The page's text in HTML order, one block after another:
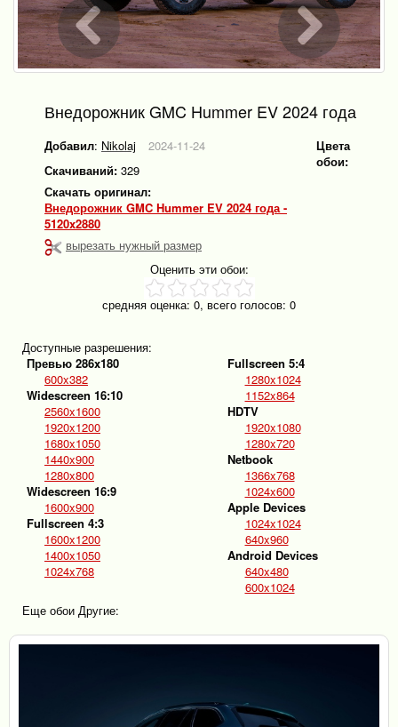
Внедорожник GMC Hummer EV 2024 года
Добавил: Nikolaj
2024-11-24
Скачиваний: 329
Скачать оригинал:
Внедорожник GMC Hummer EV 2024 года -
5120x2880
вырезать нужный размер
Цвета
обои:
Оценить эти обои:
средняя оценка: 0, всего голосов: 0
Доступные разрешения:
Превью 286x180
600x382
Widescreen 16:10
2560x1600
1920x1200
1680x1050
1440x900
1280x800
Widescreen 16:9
1600x900
Fullscreen 4:3
1600x1200
1400x1050
1024x768
Fullscreen 5:4
1280x1024
1152x864
HDTV
1920x1080
1280x720
Netbook
1366x768
1024x600
Apple Devices
1024x1024
640x960
Android Devices
640x480
600x1024
Еще обои Другие: